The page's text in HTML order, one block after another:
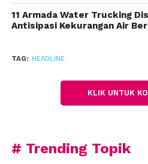
11 Armada Water Trucking
Antisipasi Kekurangan Air
TAG: HEADLINE
KLIK UNTUK
# Trending Topik